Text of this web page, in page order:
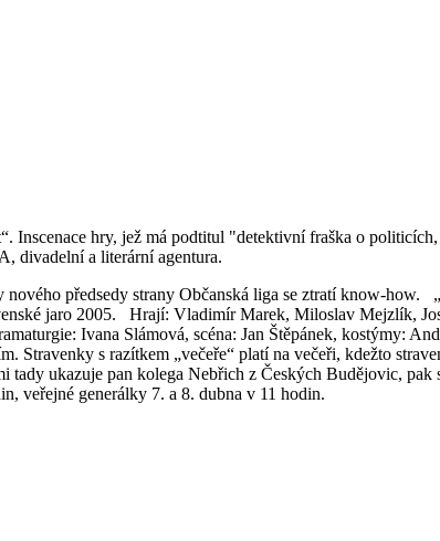
Inscenace hry, jež má podtitul "detektivní fraška o
divadelní a literární agentura.
předsedy strany Občanská liga se ztratí know-how.
jaro 2005. Hrají: Vladimír Marek, Miloslav Mejzlík,
Ivana Slámová, scéna: Jan Štěpánek, kostýmy:
Stravenky s razítkem „večeře“ platí na večeři, kdežto
ukazuje pan kolega Nebřich z Českých Budějovic, pak
veřejné generálky 7. a 8. dubna v 11 hodin.